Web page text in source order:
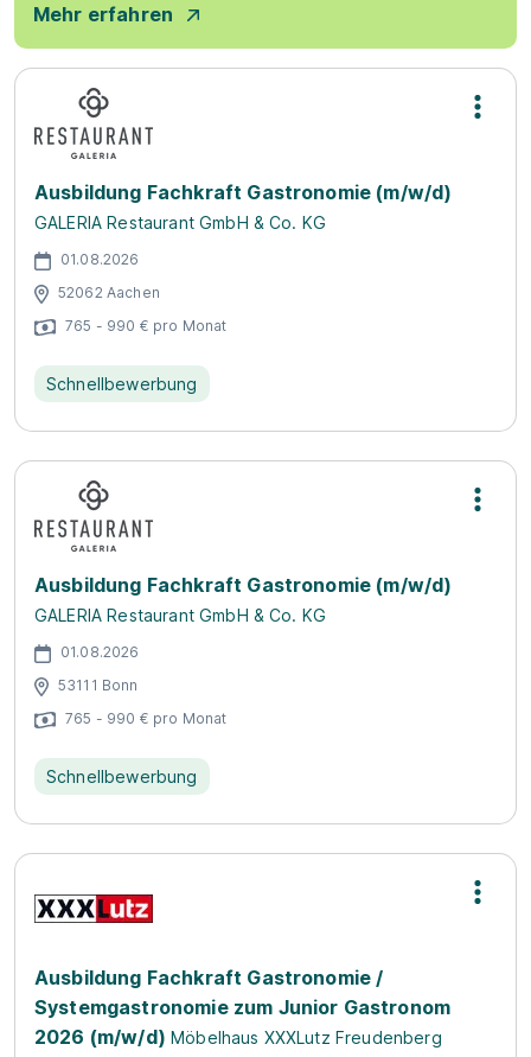
Mehr erfahren
Ausbildung Fachkraft Gastronomie (m/w/d)
GALERIA Restaurant GmbH & Co. KG
01.08.2026
52062 Aachen
765 - 990 € pro Monat
Schnellbewerbung
Ausbildung Fachkraft Gastronomie (m/w/d)
GALERIA Restaurant GmbH & Co. KG
01.08.2026
53111 Bonn
765 - 990 € pro Monat
Schnellbewerbung
Ausbildung Fachkraft Gastronomie /
Systemgastronomie zum Junior Gastronom
2026 (m/w/d) Möbelhaus XXXLutz Freudenberg